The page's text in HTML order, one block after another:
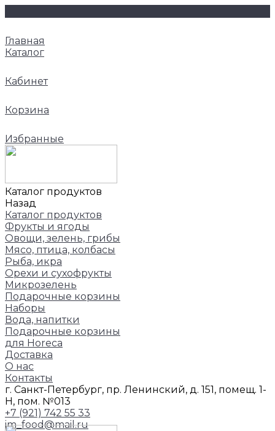
Главная
Каталог
Кабинет
Корзина
Избранные
Каталог продуктов
Назад
Каталог продуктов
Фрукты и ягоды
Овощи, зелень, грибы
Мясо, птица, колбасы
Рыба, икра
Орехи и сухофрукты
Микрозелень
Подарочные корзины
Наборы
Вода, напитки
Подарочные корзины
для Horeca
Доставка
О нас
Контакты
г. Санкт-Петербург, пр. Ленинский, д. 151, помещ. 1-
Н, пом. №013
+7 (921) 742 55 33
im_food@mail.ru